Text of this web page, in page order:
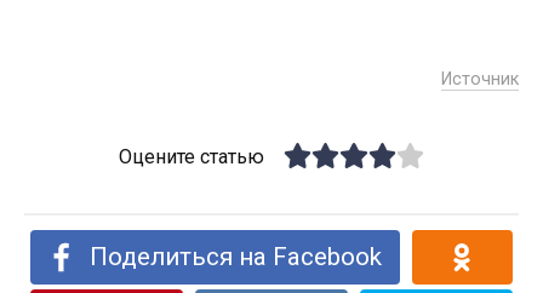
Источник
Оцените статью
Поделиться на Facebook